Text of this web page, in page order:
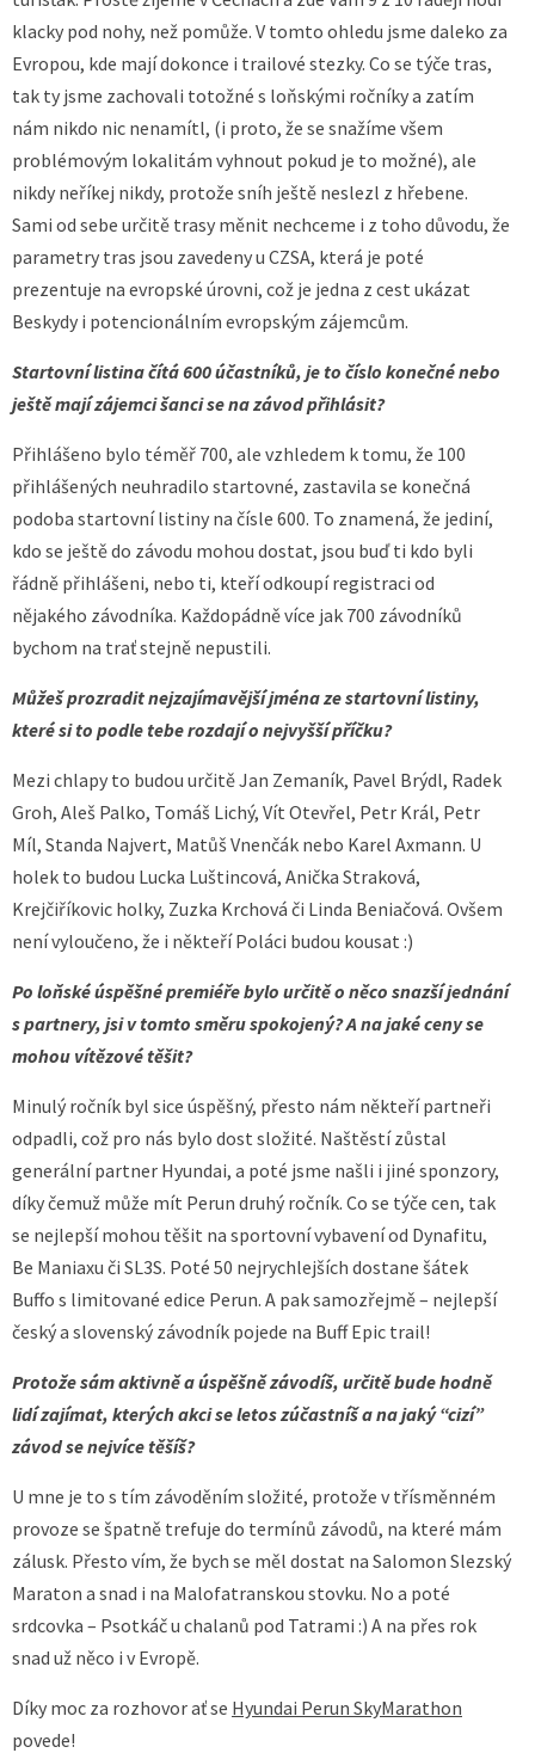
klacky pod nohy, než pomůže. V tomto ohledu jsme daleko za
Evropou, kde mají dokonce i trailové stezky. Co se týče tras,
tak ty jsme zachovali totožné s loňskými ročníky a zatím
nám nikdo nic nenamítl, (i proto, že se snažíme všem
problémovým lokalitám vyhnout pokud je to možné), ale
nikdy neříkej nikdy, protože sníh ještě neslezl z hřebene.
Sami od sebe určitě trasy měnit nechceme i z toho důvodu, že
parametry tras jsou zavedeny u CZSA, která je poté
prezentuje na evropské úrovni, což je jedna z cest ukázat
Beskydy i potencionálním evropským zájemcům.
Startovní listina čítá 600 účastníků, je to číslo konečné nebo
ještě mají zájemci šanci se na závod přihlásit?
Přihlášeno bylo téměř 700, ale vzhledem k tomu, že 100
přihlášených neuhradilo startovné, zastavila se konečná
podoba startovní listiny na čísle 600. To znamená, že jediní,
kdo se ještě do závodu mohou dostat, jsou buď ti kdo byli
řádně přihlášeni, nebo ti, kteří odkoupí registraci od
nějakého závodníka. Každopádně více jak 700 závodníků
bychom na trať stejně nepustili.
Můžeš prozradit nejzajímavější jména ze startovní listiny,
které si to podle tebe rozdají o nejvyšší příčku?
Mezi chlapy to budou určitě Jan Zemaník, Pavel Brýdl, Radek
Groh, Aleš Palko, Tomáš Lichý, Vít Otevřel, Petr Král, Petr
Míl, Standa Najvert, Matůš Vnenčák nebo Karel Axmann. U
holek to budou Lucka Luštincová, Anička Straková,
Krejčiříkovic holky, Zuzka Krchová či Linda Beniačová. Ovšem
není vyloučeno, že i někteří Poláci budou kousat :)
Po loňské úspěšné premiéře bylo určitě o něco snazší jednání
s partnery, jsi v tomto směru spokojený? A na jaké ceny se
mohou vítězové těšit?
Minulý ročník byl sice úspěšný, přesto nám někteří partneři
odpadli, což pro nás bylo dost složité. Naštěstí zůstal
generální partner Hyundai, a poté jsme našli i jiné sponzory,
díky čemuž může mít Perun druhý ročník. Co se týče cen, tak
se nejlepší mohou těšit na sportovní vybavení od Dynafitu,
Be Maniaxu či SL3S. Poté 50 nejrychlejších dostane šátek
Buffo s limitované edice Perun. A pak samozřejmě – nejlepší
český a slovenský závodník pojede na Buff Epic trail!
Protože sám aktivně a úspěšně závodíš, určitě bude hodně
lidí zajímat, kterých akci se letos zúčastníš a na jaký “cizí”
závod se nejvíce těšíš?
U mne je to s tím závoděním složité, protože v třísměnném
provoze se špatně trefuje do termínů závodů, na které mám
zálusk. Přesto vím, že bych se měl dostat na Salomon Slezský
Maraton a snad i na Malofatranskou stovku. No a poté
srdcovka – Psotkáč u chalanů pod Tatrami :) A na přes rok
snad už něco i v Evropě.
Díky moc za rozhovor ať se Hyundai Perun SkyMarathon
povede!